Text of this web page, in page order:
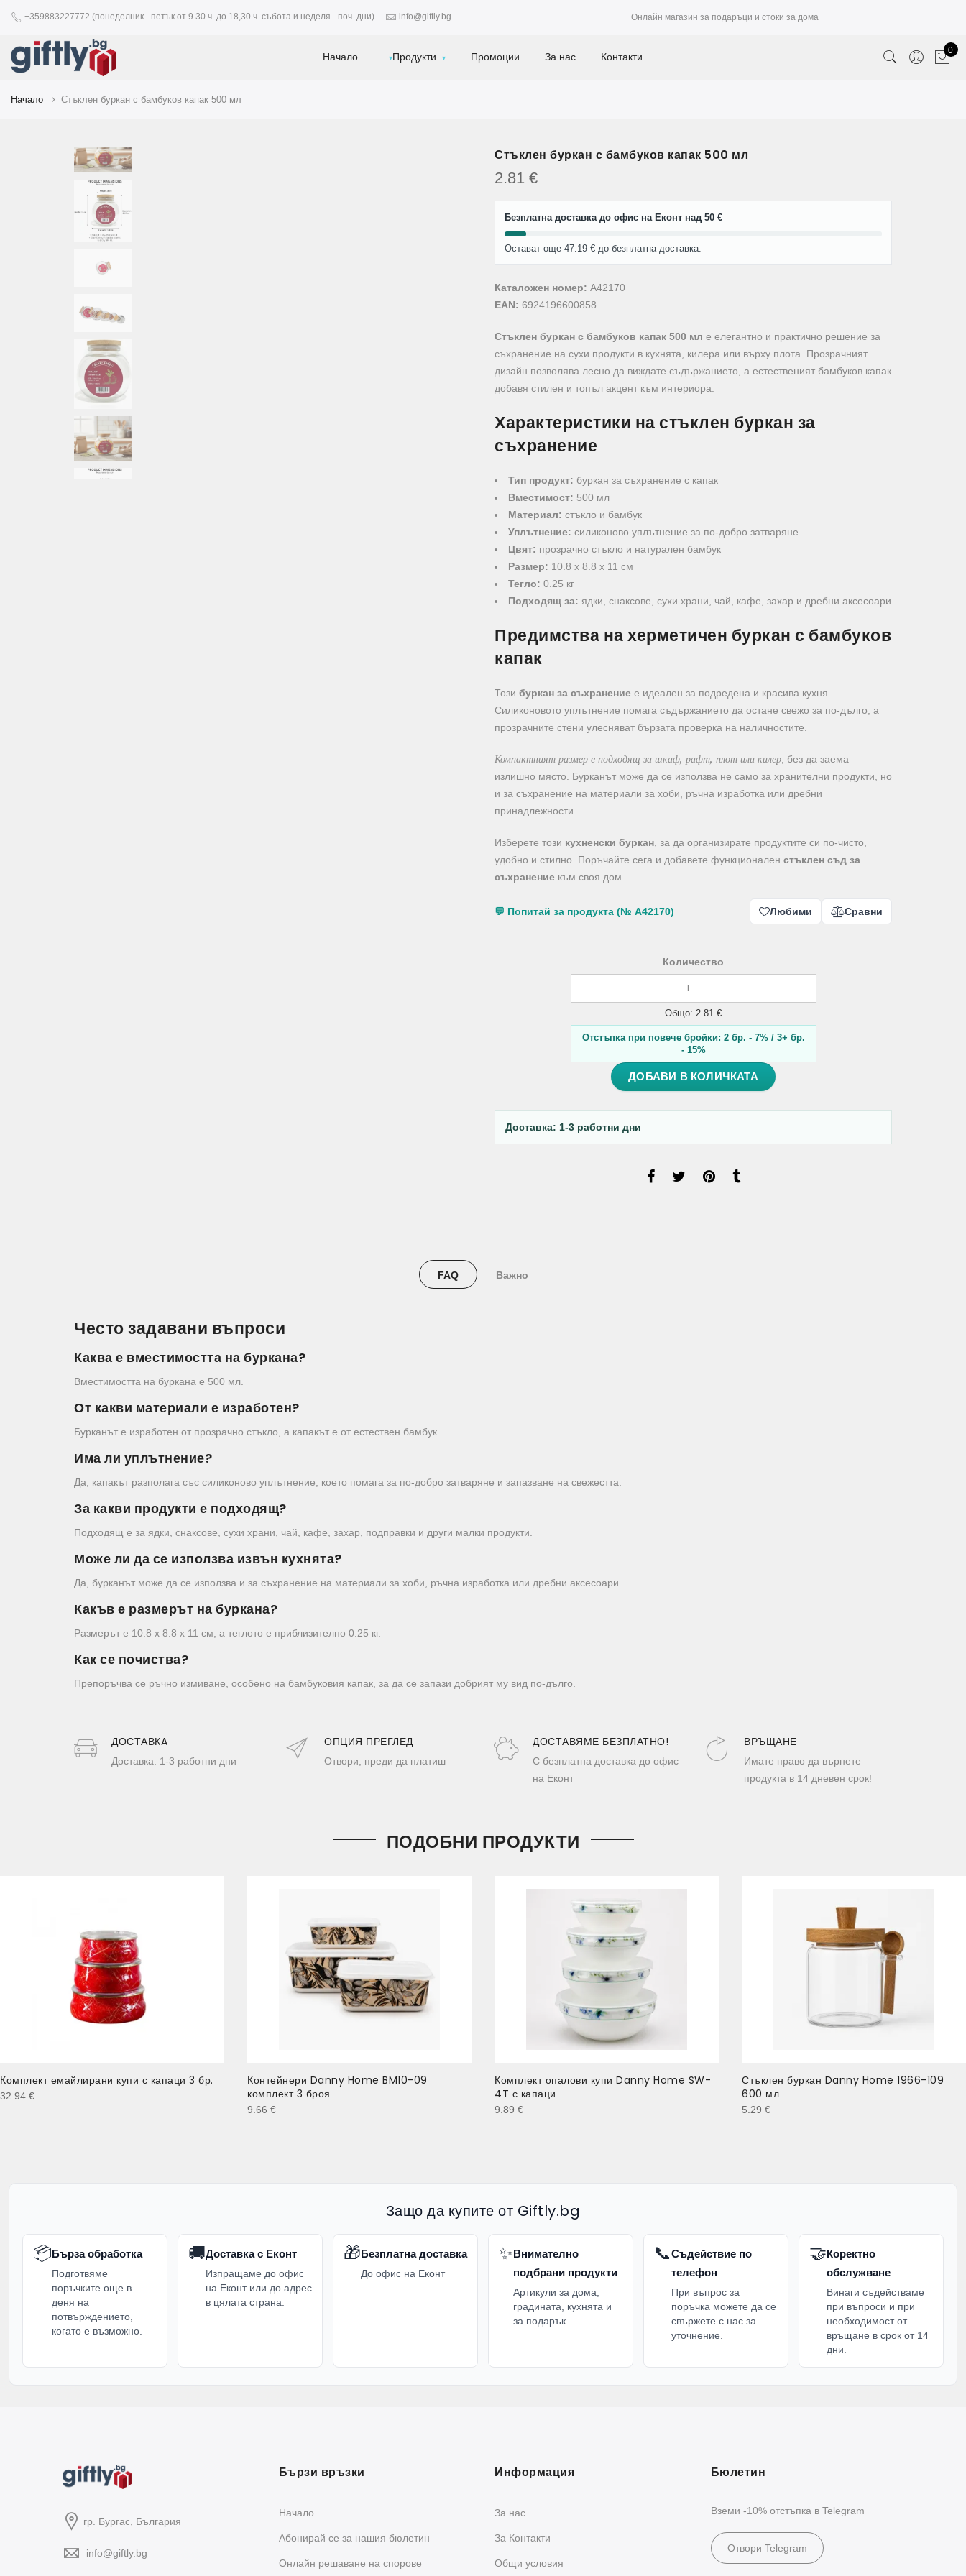
+359883227772 (понеделник - петък от 9.30 ч. до 18,30 ч. събота и неделя - поч. дни) info@giftly.bg Онлайн магазин за подаръци и стоки за дома
Начало Продукти Промоции За нас Контакти 0
Начало Стъклен буркан с бамбуков капак 500 мл
Стъклен буркан с бамбуков капак 500 мл
2.81 €
Безплатна доставка до офис на Еконт над 50 €
Остават още 47.19 € до безплатна доставка.
Каталожен номер: A42170
EAN: 6924196600858
Стъклен буркан с бамбуков капак 500 мл е елегантно и практично решение за
съхранение на сухи продукти в кухнята, килера или върху плота. Прозрачният
дизайн позволява лесно да виждате съдържанието, а естественият бамбуков капак
добавя стилен и топъл акцент към интериора.
Характеристики на стъклен буркан за
съхранение
Тип продукт: буркан за съхранение с капак
Вместимост: 500 мл
Материал: стъкло и бамбук
Уплътнение: силиконово уплътнение за по-добро затваряне
Цвят: прозрачно стъкло и натурален бамбук
Размер: 10.8 х 8.8 х 11 см
Тегло: 0.25 кг
Подходящ за: ядки, снаксове, сухи храни, чай, кафе, захар и дребни аксесоари
Предимства на херметичен буркан с бамбуков
капак
Този буркан за съхранение е идеален за подредена и красива кухня.
Силиконовото уплътнение помага съдържанието да остане свежо за по-дълго, а
прозрачните стени улесняват бързата проверка на наличностите.
Компактният размер е подходящ за шкаф, рафт, плот или килер , без да заема
излишно място. Бурканът може да се използва не само за хранителни продукти, но
и за съхранение на материали за хоби, ръчна изработка или дребни
принадлежности.
Изберете този кухненски буркан , за да организирате продуктите си по-чисто,
удобно и стилно. Поръчайте сега и добавете функционален стъклен съд за
съхранение към своя дом.
💬 Попитай за продукта (№ A42170) Любими Сравни
Количество
Общо: 2.81 €
Отстъпка при повече бройки: 2 бр. - 7% / 3+ бр.
- 15%
ДОБАВИ В КОЛИЧКАТА
Доставка: 1-3 работни дни
FAQ Важно
Често задавани въпроси
Каква е вместимостта на буркана?
Вместимостта на буркана е 500 мл.
От какви материали е изработен?
Бурканът е изработен от прозрачно стъкло, а капакът е от естествен бамбук.
Има ли уплътнение?
Да, капакът разполага със силиконово уплътнение, което помага за по-добро затваряне и запазване на свежестта.
За какви продукти е подходящ?
Подходящ е за ядки, снаксове, сухи храни, чай, кафе, захар, подправки и други малки продукти.
Може ли да се използва извън кухнята?
Да, бурканът може да се използва и за съхранение на материали за хоби, ръчна изработка или дребни аксесоари.
Какъв е размерът на буркана?
Размерът е 10.8 х 8.8 х 11 см, а теглото е приблизително 0.25 кг.
Как се почиства?
Препоръчва се ръчно измиване, особено на бамбуковия капак, за да се запази добрият му вид по-дълго.
ДОСТАВКA
Доставка: 1-3 работни дни
ОПЦИЯ ПРЕГЛЕД
Отвори, преди да платиш
ДОСТАВЯМЕ БЕЗПЛАТНО!
С безплатна доставка до офис
на Еконт
ВРЪЩАНЕ
Имате право да върнете
продукта в 14 дневен срок!
ПОДОБНИ ПРОДУКТИ
Комплект емайлирани купи с капаци 3 бр.
32.94 €
Контейнери Danny Home BM10-09
комплект 3 броя
9.66 €
Комплект опалови купи Danny Home SW-
4T с капаци
9.89 €
Стъклен буркан Danny Home 1966-109
600 мл
5.29 €
Защо да купите от Giftly.bg
📦Бърза обработка
Подготвяме
поръчките още в
деня на
потвърждението,
когато е възможно.
🚚Доставка с Еконт
Изпращаме до офис
на Еконт или до адрес
в цялата страна.
🎁Безплатна доставка
До офис на Еконт
✨Внимателно
подбрани продукти
Артикули за дома,
градината, кухнята и
за подарък.
📞Съдействие по
телефон
При въпрос за
поръчка можете да се
свържете с нас за
уточнение.
🤝Коректно
обслужване
Винаги съдействаме
при въпроси и при
необходимост от
връщане в срок от 14
дни.
гр. Бургас, България
info@giftly.bg
Бързи връзки
Начало
Абонирай се за нашия бюлетин
Oнлайн решаване на спорове
Информация
За нас
За Контакти
Общи условия
Бюлетин
Вземи -10% отстъпка в Telegram
Отвори Telegram